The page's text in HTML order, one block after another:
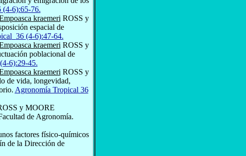
(4-6):65-76.
kraemeri ROSS y
espacial de
36 (4-6):47-64.
kraemeri ROSS y
poblacional de
6):29-45.
kraemeri ROSS y
de vida, longevidad,
Agronomía Tropical 36
y MOORE
de Agronomía.
factores físico-químicos
de la Dirección de